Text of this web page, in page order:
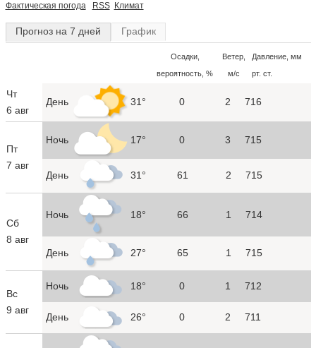
Фактическая погода RSS Климат
Прогноз на 7 дней График
Осадки,
вероятность, %
Ветер,
м/с
Давление, мм
рт. ст.
Чт
6 авг
День 31° 0 2 716
Пт
7 авг
Ночь 17° 0 3 715
День 31° 61 2 715
Сб
8 авг
Ночь 18° 66 1 714
День 27° 65 1 715
Вс
9 авг
Ночь 18° 0 1 712
День 26° 0 2 711